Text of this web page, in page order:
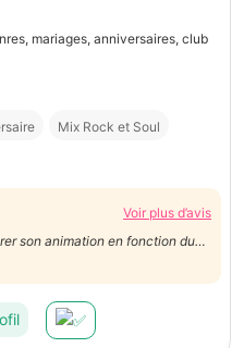
mariages, anniversaires, club
Mix Rock et Soul
Voir plus d’avis
son animation en fonction du
très sympathique